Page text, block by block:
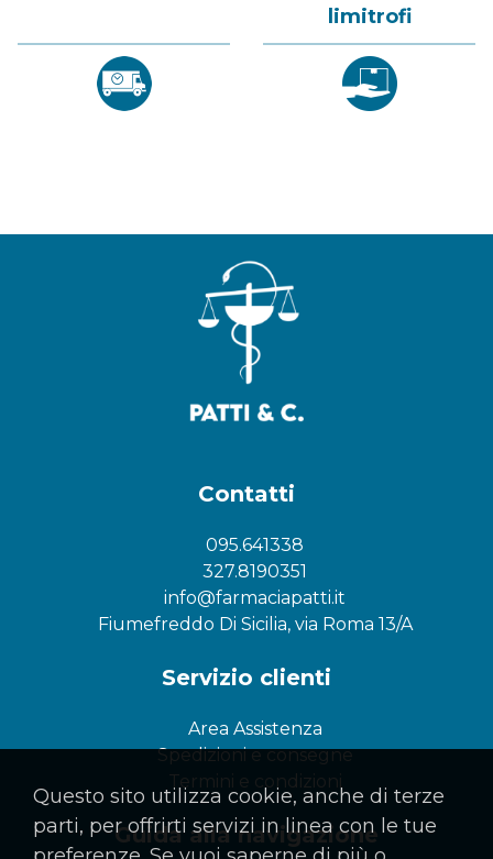
limitrofi
Contatti
095.641338
327.8190351
info@farmaciapatti.it
Fiumefreddo Di Sicilia, via Roma 13/A
Servizio clienti
Area Assistenza
Spedizioni e consegne
Termini e condizioni
Guida alla navigazione
Questo sito utilizza cookie, anche di terze
parti, per offrirti servizi in linea con le tue